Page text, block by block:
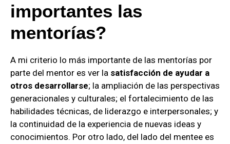
importantes las
mentorías?
A mi criterio lo más importante de las mentorías por
parte del mentor es ver la satisfacción de ayudar a
otros desarrollarse; la ampliación de las perspectivas
generacionales y culturales; el fortalecimiento de las
habilidades técnicas, de liderazgo e interpersonales; y
la continuidad de la experiencia de nuevas ideas y
conocimientos. Por otro lado, del lado del mentee es